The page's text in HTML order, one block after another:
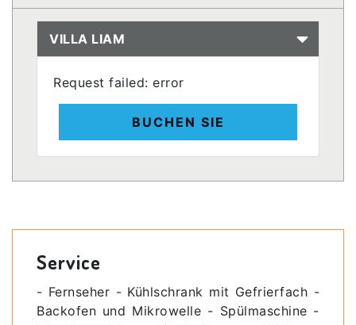
VILLA LIAM
Request failed: error
BUCHEN SIE
Service
- Fernseher - Kühlschrank mit Gefrierfach -
Backofen und Mikrowelle - Spülmaschine -